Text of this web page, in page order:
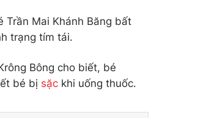
Thị trường
Trần Mai Khánh Băng bất
trạng tím tái.
Bông cho biết, bé
bé bị sặc khi uống thuốc.